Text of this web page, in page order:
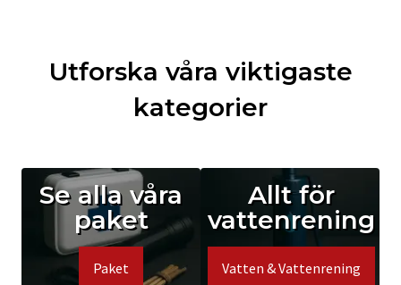
Utforska våra viktigaste
kategorier
Se alla våra
paket
Paket
Allt för
vattenrening
Vatten & Vattenrening